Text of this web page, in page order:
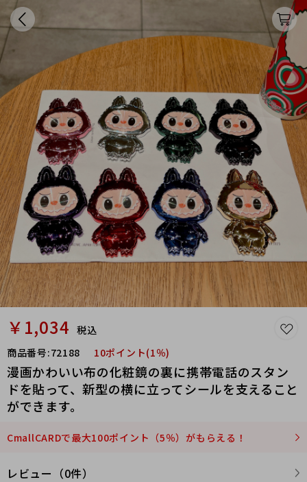
￥1,034 税込
商品番号:72188 10ポイント(1％)
漫画かわいい布の化粧鏡の裏に携帯電話のスタン
ドを貼って、新型の横に立ってシールを支えること
ができます。
CmallCARDで最大100ポイント（5％）がもらえる！
レビュー（0件）